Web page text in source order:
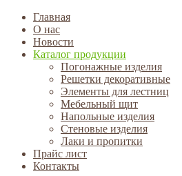
Главная
О нас
Новости
Каталог продукции
Погонажные изделия
Решетки декоративные
Элементы для лестниц
Мебельный щит
Напольные изделия
Стеновые изделия
Лаки и пропитки
Прайс лист
Контакты